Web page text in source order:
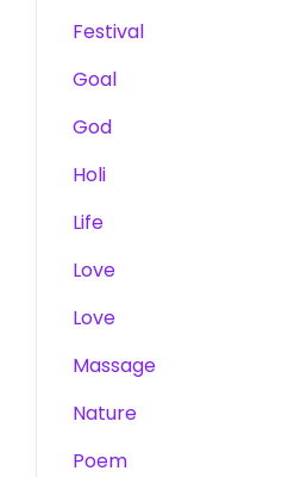
Festival
Goal
God
Holi
Life
Love
Love
Massage
Nature
Poem